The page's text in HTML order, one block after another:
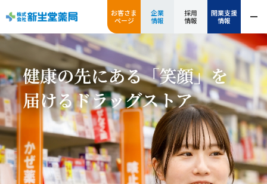
お客さま
ページ
企業
情報
採用
情報
開業支援
情報